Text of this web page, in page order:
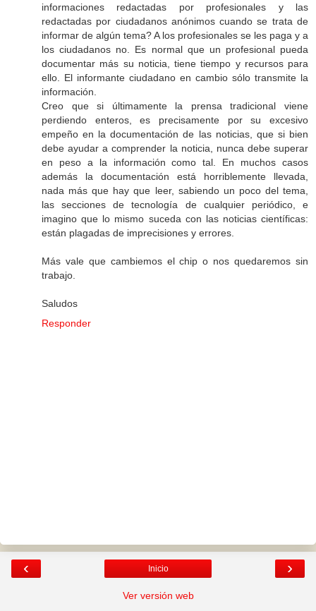
informaciones redactadas por profesionales y las
redactadas por ciudadanos anónimos cuando se trata de
informar de algún tema? A los profesionales se les paga y a
los ciudadanos no. Es normal que un profesional pueda
documentar más su noticia, tiene tiempo y recursos para
ello. El informante ciudadano en cambio sólo transmite la
información.
Creo que si últimamente la prensa tradicional viene
perdiendo enteros, es precisamente por su excesivo
empeño en la documentación de las noticias, que si bien
debe ayudar a comprender la noticia, nunca debe superar
en peso a la información como tal. En muchos casos
además la documentación está horriblemente llevada,
nada más que hay que leer, sabiendo un poco del tema,
las secciones de tecnología de cualquier periódico, e
imagino que lo mismo suceda con las noticias científicas:
están plagadas de imprecisiones y errores.
Más vale que cambiemos el chip o nos quedaremos sin
trabajo.
Saludos
Responder
‹ ›
Inicio
Ver versión web